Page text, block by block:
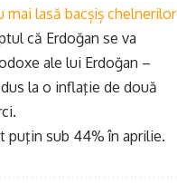
mai lasă bacșiș chelnerilor
că Erdoğan se va
ale lui Erdoğan –
la o inflaţie de două
puţin sub 44% în aprilie.